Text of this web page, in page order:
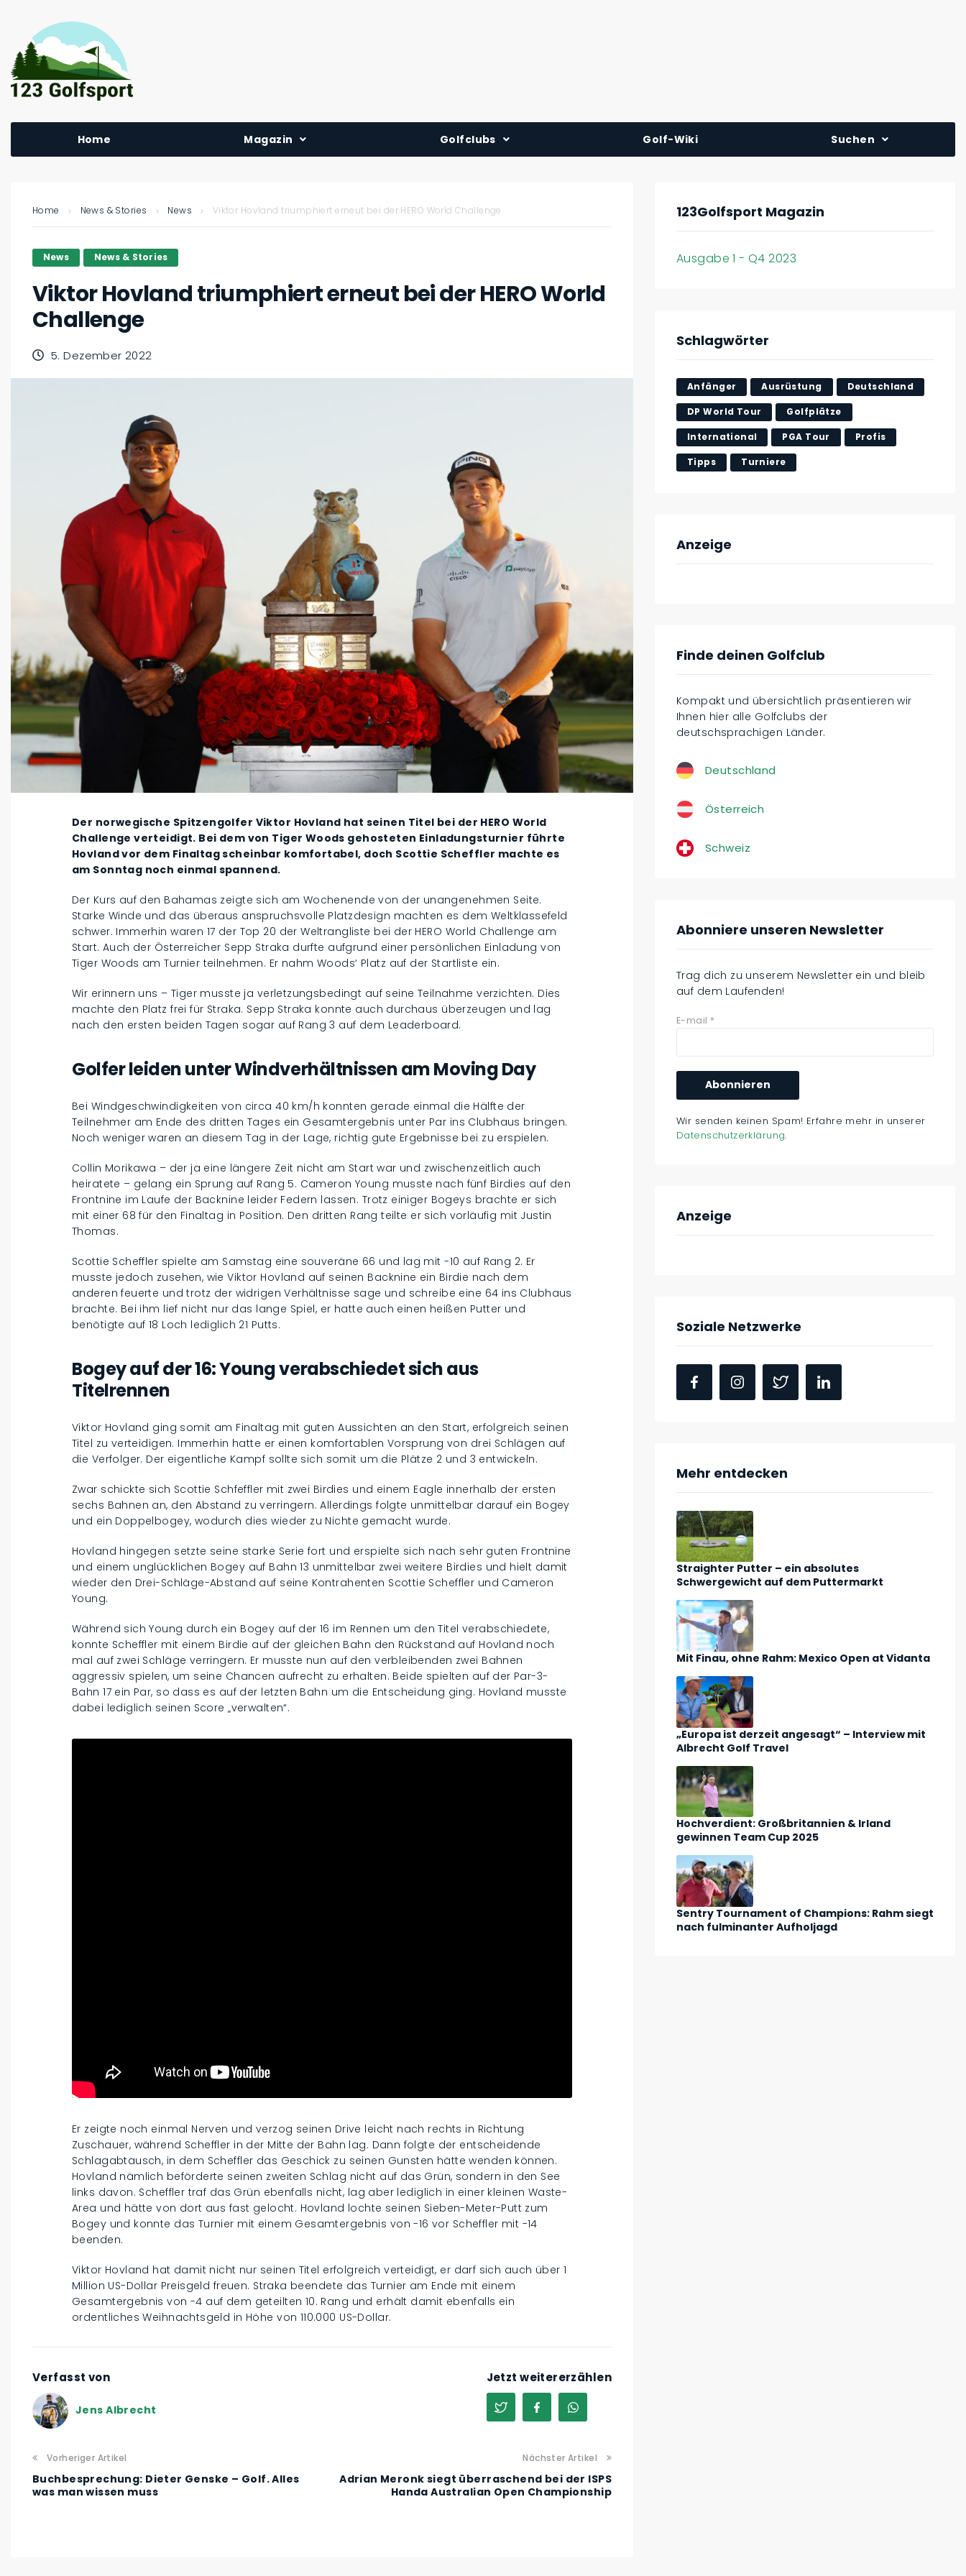
Home Magazin
Golfclubs
Golf-Wiki Suchen
Home News & Stories News Viktor Hovland triumphiert erneut bei der HERO World Challenge
News News & Stories
Viktor Hovland triumphiert erneut bei der HERO World
Challenge
5. Dezember 2022
Der norwegische Spitzengolfer Viktor Hovland hat seinen Titel bei der HERO World
Challenge verteidigt. Bei dem von Tiger Woods gehosteten Einladungsturnier führte
Hovland vor dem Finaltag scheinbar komfortabel, doch Scottie Scheffler machte es
am Sonntag noch einmal spannend.
Der Kurs auf den Bahamas zeigte sich am Wochenende von der unangenehmen Seite.
Starke Winde und das überaus anspruchsvolle Platzdesign machten es dem Weltklassefeld
schwer. Immerhin waren 17 der Top 20 der Weltrangliste bei der HERO World Challenge am
Start. Auch der Österreicher Sepp Straka durfte aufgrund einer persönlichen Einladung von
Tiger Woods am Turnier teilnehmen. Er nahm Woods‘ Platz auf der Startliste ein.
Wir erinnern uns – Tiger musste ja verletzungsbedingt auf seine Teilnahme verzichten. Dies
machte den Platz frei für Straka. Sepp Straka konnte auch durchaus überzeugen und lag
nach den ersten beiden Tagen sogar auf Rang 3 auf dem Leaderboard.
Golfer leiden unter Windverhältnissen am Moving Day
Bei Windgeschwindigkeiten von circa 40 km/h konnten gerade einmal die Hälfte der
Teilnehmer am Ende des dritten Tages ein Gesamtergebnis unter Par ins Clubhaus bringen.
Noch weniger waren an diesem Tag in der Lage, richtig gute Ergebnisse bei zu erspielen.
Collin Morikawa – der ja eine längere Zeit nicht am Start war und zwischenzeitlich auch
heiratete – gelang ein Sprung auf Rang 5. Cameron Young musste nach fünf Birdies auf den
Frontnine im Laufe der Backnine leider Federn lassen. Trotz einiger Bogeys brachte er sich
mit einer 68 für den Finaltag in Position. Den dritten Rang teilte er sich vorläufig mit Justin
Thomas.
Scottie Scheffler spielte am Samstag eine souveräne 66 und lag mit -10 auf Rang 2. Er
musste jedoch zusehen, wie Viktor Hovland auf seinen Backnine ein Birdie nach dem
anderen feuerte und trotz der widrigen Verhältnisse sage und schreibe eine 64 ins Clubhaus
brachte. Bei ihm lief nicht nur das lange Spiel, er hatte auch einen heißen Putter und
benötigte auf 18 Loch lediglich 21 Putts.
Bogey auf der 16: Young verabschiedet sich aus
Titelrennen
Viktor Hovland ging somit am Finaltag mit guten Aussichten an den Start, erfolgreich seinen
Titel zu verteidigen. Immerhin hatte er einen komfortablen Vorsprung von drei Schlägen auf
die Verfolger. Der eigentliche Kampf sollte sich somit um die Plätze 2 und 3 entwickeln.
Zwar schickte sich Scottie Schfeffler mit zwei Birdies und einem Eagle innerhalb der ersten
sechs Bahnen an, den Abstand zu verringern. Allerdings folgte unmittelbar darauf ein Bogey
und ein Doppelbogey, wodurch dies wieder zu Nichte gemacht wurde.
Hovland hingegen setzte seine starke Serie fort und erspielte sich nach sehr guten Frontnine
und einem unglücklichen Bogey auf Bahn 13 unmittelbar zwei weitere Birdies und hielt damit
wieder den Drei-Schläge-Abstand auf seine Kontrahenten Scottie Scheffler und Cameron
Young.
Während sich Young durch ein Bogey auf der 16 im Rennen um den Titel verabschiedete,
konnte Scheffler mit einem Birdie auf der gleichen Bahn den Rückstand auf Hovland noch
mal auf zwei Schläge verringern. Er musste nun auf den verbleibenden zwei Bahnen
aggressiv spielen, um seine Chancen aufrecht zu erhalten. Beide spielten auf der Par-3-
Bahn 17 ein Par, so dass es auf der letzten Bahn um die Entscheidung ging. Hovland musste
dabei lediglich seinen Score „verwalten“.
Er zeigte noch einmal Nerven und verzog seinen Drive leicht nach rechts in Richtung
Zuschauer, während Scheffler in der Mitte der Bahn lag. Dann folgte der entscheidende
Schlagabtausch, in dem Scheffler das Geschick zu seinen Gunsten hätte wenden können.
Hovland nämlich beförderte seinen zweiten Schlag nicht auf das Grün, sondern in den See
links davon. Scheffler traf das Grün ebenfalls nicht, lag aber lediglich in einer kleinen Waste-
Area und hätte von dort aus fast gelocht. Hovland lochte seinen Sieben-Meter-Putt zum
Bogey und konnte das Turnier mit einem Gesamtergebnis von -16 vor Scheffler mit -14
beenden.
Viktor Hovland hat damit nicht nur seinen Titel erfolgreich verteidigt, er darf sich auch über 1
Million US-Dollar Preisgeld freuen. Straka beendete das Turnier am Ende mit einem
Gesamtergebnis von -4 auf dem geteilten 10. Rang und erhält damit ebenfalls ein
ordentliches Weihnachtsgeld in Höhe von 110.000 US-Dollar.
Verfasst von
Jens Albrecht
Jetzt weitererzählen
Vorheriger Artikel
Buchbesprechung: Dieter Genske – Golf. Alles
was man wissen muss
Nächster Artikel
Adrian Meronk siegt überraschend bei der ISPS
Handa Australian Open Championship
123Golfsport Magazin
Ausgabe 1 - Q4 2023
Schlagwörter
Anfänger Ausrüstung Deutschland
DP World Tour Golfplätze
International PGA Tour Profis
Tipps Turniere
Anzeige
Finde deinen Golfclub
Kompakt und übersichtlich präsentieren wir
Ihnen hier alle Golfclubs der
deutschsprachigen Länder.
Deutschland
Österreich
Schweiz
Abonniere unseren Newsletter
Trag dich zu unserem Newsletter ein und bleib
auf dem Laufenden!
E-mail *
Wir senden keinen Spam! Erfahre mehr in unserer
Datenschutzerklärung.
Anzeige
Soziale Netzwerke
Mehr entdecken
Straighter Putter – ein absolutes
Schwergewicht auf dem Puttermarkt
Mit Finau, ohne Rahm: Mexico Open at Vidanta
„Europa ist derzeit angesagt“ – Interview mit
Albrecht Golf Travel
Hochverdient: Großbritannien & Irland
gewinnen Team Cup 2025
Sentry Tournament of Champions: Rahm siegt
nach fulminanter Aufholjagd